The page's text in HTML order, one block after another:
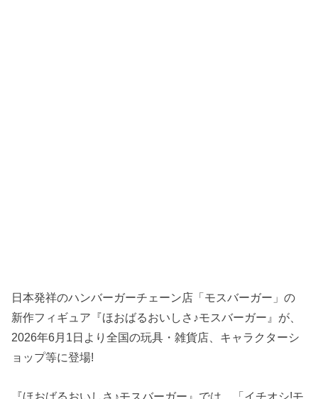
日本発祥のハンバーガーチェーン店「モスバーガー」の
新作フィギュア『ほおばるおいしさ♪モスバーガー』が、
2026年6月1日より全国の玩具・雑貨店、キャラクターシ
ョップ等に登場!
『ほおばるおいしさ♪モスバーガー』では、「イチオシ!モ